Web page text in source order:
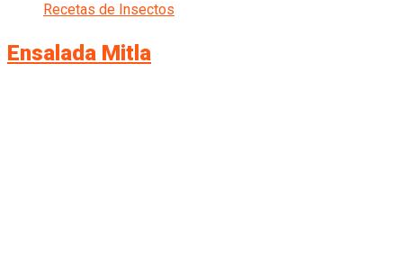
Recetas de Insectos
Ensalada Mitla